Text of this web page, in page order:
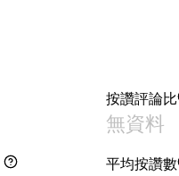
按讚評論比
無資料
平均按讚數